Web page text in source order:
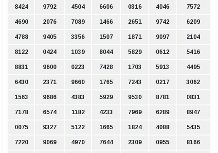
8424 9792 4504 6606 0316 4046 7572
4690 2076 7089 1466 2651 9742 6209
4788 9405 3356 1507 1871 9097 2104
8122 0424 1039 8044 5829 0612 5416
8831 9600 0223 7428 1703 5913 4495
6430 2371 9660 1765 7243 0217 3062
1563 9686 4383 5929 9530 8781 0831
7178 6574 1182 4233 7969 6289 8947
0075 9327 5122 1665 1824 4088 5435
7220 9069 4970 7644 2309 0955 8166